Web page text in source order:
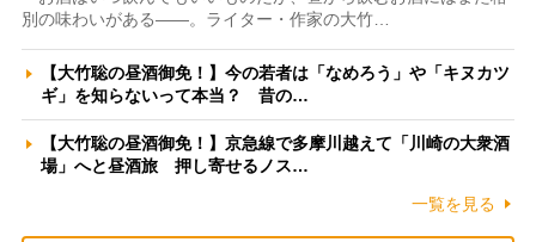
別の味わいがある――。ライター・作家の大竹…
【大竹聡の昼酒御免！】今の若者は「なめろう」や「キヌカツ
ギ」を知らないって本当？ 昔の…
【大竹聡の昼酒御免！】京急線で多摩川越えて「川崎の大衆酒
場」へと昼酒旅 押し寄せるノス…
一覧を見る